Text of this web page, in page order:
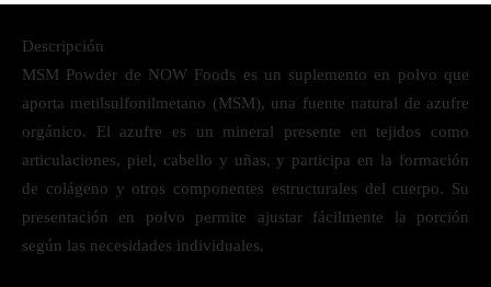
Descripción
MSM Powder de NOW Foods es un suplemento en polvo que
aporta metilsulfonilmetano (MSM), una fuente natural de azufre
orgánico. El azufre es un mineral presente en tejidos como
articulaciones, piel, cabello y uñas, y participa en la formación
de colágeno y otros componentes estructurales del cuerpo. Su
presentación en polvo permite ajustar fácilmente la porción
según las necesidades individuales.